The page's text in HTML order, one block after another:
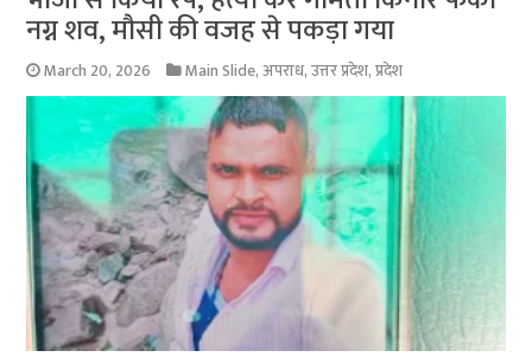
नग्न शव, मौसी की वजह से पकड़ा गया
March 20, 2026 Main Slide,अपराध,उत्तर प्रदेश,प्रदेश